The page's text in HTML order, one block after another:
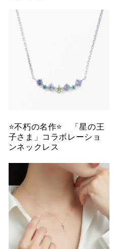
⭐️不朽の名作⭐️ 「星の王
子さま」コラボレーショ
ンネックレス